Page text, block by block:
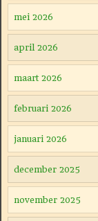
mei 2026
april 2026
maart 2026
februari 2026
januari 2026
december 2025
november 2025